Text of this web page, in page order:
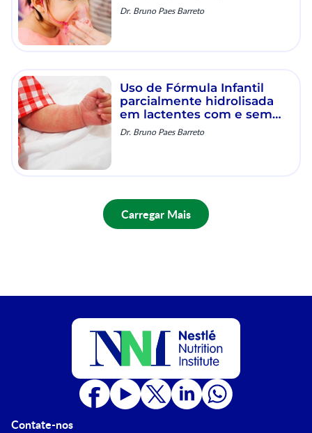
Dr. Bruno Paes Barreto
Uso de Fórmula Infantil
parcialmente hidrolisada
em lactentes com e sem
risco de manifestações
Dr. Bruno Paes Barreto
Carregar Mais
Contate-nos